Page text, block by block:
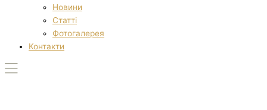
Новини
Статті
Фотогалерея
Контакти